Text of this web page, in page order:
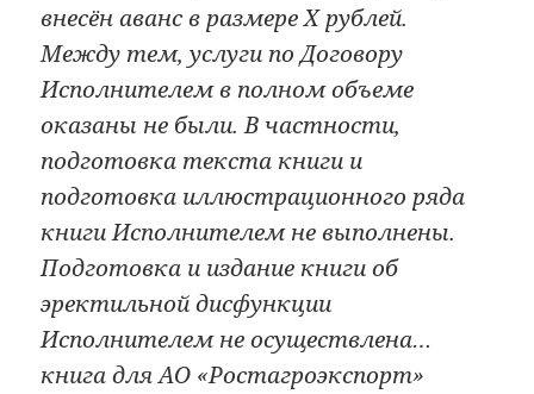
внесён аванс в размере X рублей.
Между тем, услуги по Договору
Исполнителем в полном объеме
оказаны не были. В частности,
подготовка текста книги и
подготовка иллюстрационного ряда
книги Исполнителем не выполнены.
Подготовка и издание книги об
эректильной дисфункции
Исполнителем не осуществлена…
книга для АО «Ростагроэкспорт»